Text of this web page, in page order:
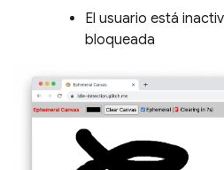
El usuario está
bloqueada